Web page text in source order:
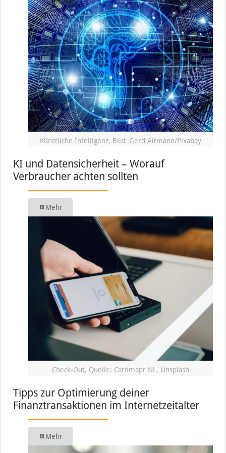
Künstliche Intelligenz, Bild: Gerd Altmann/Pixabay
KI und Datensicherheit – Worauf
Verbraucher achten sollten
Mehr
Check-Out, Quelle: Cardmapr NL, Unsplash
Tipps zur Optimierung deiner
Finanztransaktionen im Internetzeitalter
Mehr